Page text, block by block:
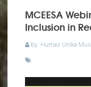
MCEESA
Inclusion in
by: Humas Unika